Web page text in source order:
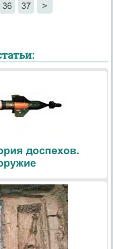
36 37 >
доспехов.